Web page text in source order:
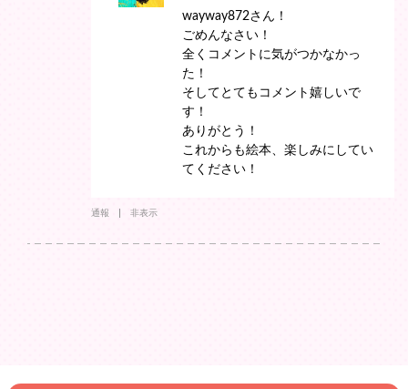
wayway872さん！
ごめんなさい！
全くコメントに気がつかなかっ
た！
そしてとてもコメント嬉しいで
す！
ありがとう！
これからも絵本、楽しみにしてい
てください！
通報 非表示